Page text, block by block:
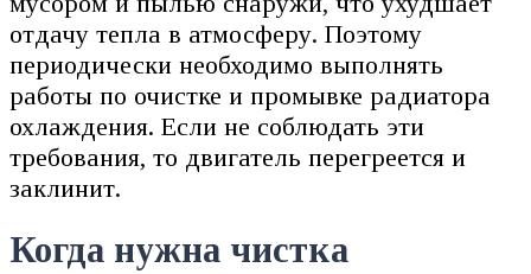
отдачу тепла в атмосферу. Поэтому
периодически необходимо выполнять
работы по очистке и промывке радиатора
охлаждения. Если не соблюдать эти
требования, то двигатель перегреется и
заклинит.
Когда нужна чистка